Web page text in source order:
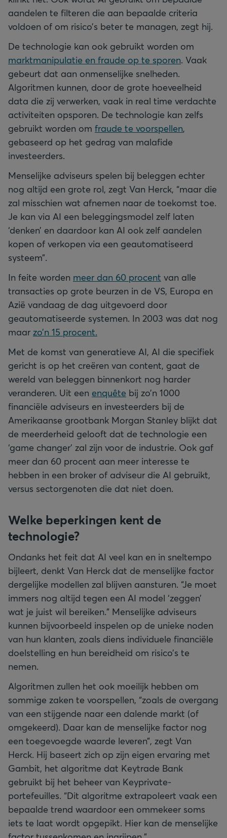
aandelen te filteren die aan bepaalde criteria
voldoen of om risico’s beter te managen, zegt hij.
De technologie kan ook gebruikt worden om
marktmanipulatie en fraude op te sporen. Vaak
gebeurt dat aan onmenselijke snelheden.
Algoritmen kunnen, door de grote hoeveelheid
data die zij verwerken, vaak in real time verdachte
activiteiten opsporen. De technologie kan zelfs
gebruikt worden om fraude te voorspellen,
gebaseerd op het gedrag van malafide
investeerders.
Menselijke adviseurs spelen bij beleggen echter
nog altijd een grote rol, zegt Van Herck, “maar die
zal misschien wat afnemen naar de toekomst toe.
Je kan via AI een beleggingsmodel zelf laten
‘denken’ en daardoor kan AI ook zelf aandelen
kopen of verkopen via een geautomatiseerd
systeem”.
In feite worden meer dan 60 procent van alle
transacties op grote beurzen in de VS, Europa en
Azië vandaag de dag uitgevoerd door
geautomatiseerde systemen. In 2003 was dat nog
maar zo’n 15 procent.
Met de komst van generatieve AI, AI die specifiek
gericht is op het creëren van content, gaat de
wereld van beleggen binnenkort nog harder
veranderen. Uit een enquête bij zo’n 1000
financiële adviseurs en investeerders bij de
Amerikaanse grootbank Morgan Stanley blijkt dat
de meerderheid gelooft dat de technologie een
‘game changer’ zal zijn voor de industrie. Ook gaf
meer dan 60 procent aan meer interesse te
hebben in een broker of adviseur die AI gebruikt,
versus sectorgenoten die dat niet doen.
Welke beperkingen kent de
technologie?
Ondanks het feit dat AI veel kan en in sneltempo
bijleert, denkt Van Herck dat de menselijke factor
dergelijke modellen zal blijven aansturen. “Je moet
immers nog altijd tegen een AI model ‘zeggen’
wat je juist wil bereiken.” Menselijke adviseurs
kunnen bijvoorbeeld inspelen op de unieke noden
van hun klanten, zoals diens individuele financiële
doelstelling en hun bereidheid om risico’s te
nemen.
Algoritmen zullen het ook moeilijk hebben om
sommige zaken te voorspellen, “zoals de overgang
van een stijgende naar een dalende markt (of
omgekeerd). Daar kan de menselijke factor nog
een toegevoegde waarde leveren”, zegt Van
Herck. Hij baseert zich op zijn eigen ervaring met
Gambit, het algoritme dat Keytrade Bank
gebruikt bij het beheer van Keyprivate-
portefeuilles. “Dit algoritme extrapoleert vaak een
bepaalde trend waardoor een ommekeer soms
iets te laat wordt opgepikt. Hier kan de menselijke